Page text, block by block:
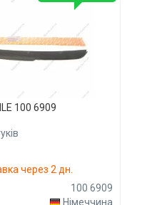
100 6909
через 2 дн.
100 6909
Німеччина